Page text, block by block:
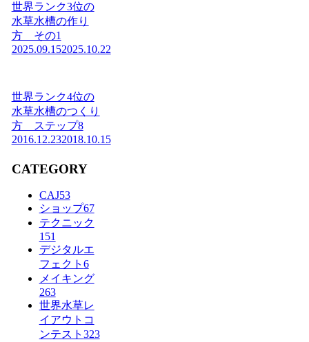
世界ランク3位の
水草水槽の作り
方 その1
2025.09.152025.10.22
世界ランク4位の
水草水槽のつくり
方 ステップ8
2016.12.232018.10.15
CATEGORY
CAJ53
ショップ67
テクニック
151
デジタルエ
フェクト 6
メイキング
263
世界水草レ
イアウトコ
ンテスト 323